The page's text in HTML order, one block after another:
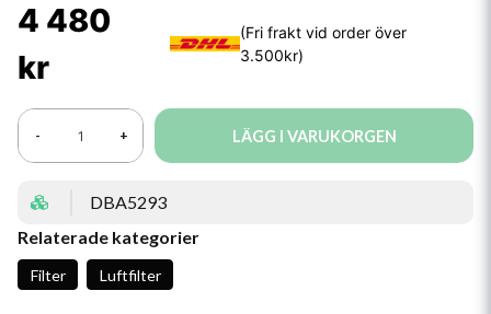
4 480
kr
- + LÄGG I VARUKORGEN
DBA5293
Relaterade kategorier
Filter Luftfilter